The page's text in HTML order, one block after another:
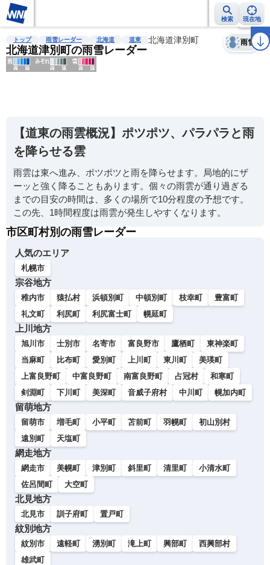
検索 現在地
雨雲レーダー 台風情報 地震情報 警報・注意報 2週間天気 ラ
トップ 雨雪レーダー 北海道 道東 北海道津別町
北海道津別町の雨雪レーダー
雨雪
天気 台風
【道東の雨雲概況】ポツポツ、パラパラと雨
を降らせる雲
雨雲は東へ進み、ポツポツと雨を降らせます。局地的にザ
ーッと強く降ることもあります。個々の雨雲が通り過ぎる
までの目安の時間は、多くの場所で10分程度の予想です。
この先、1時間程度は雨雲が発生しやすくなります。
市区町村別の雨雪レーダー
人気のエリア
札幌市
宗谷地方
稚内市 猿払村 浜頓別町 中頓別町 枝幸町
豊富町
礼文町
利尻町 利尻富士町 幌延町
上川地方
旭川市 士別市 名寄市 富良野市 鷹栖町
東神楽町
当麻町
比布町 愛別町 上川町 東川町
美瑛町
上富良野町
中富良野町 南富良野町 占冠村
和寒町
剣淵町
下川町 美深町 音威子府村 中川町 幌加内町
留萌地方
留萌市 増毛町 小平町 苫前町 羽幌町
初山別村
遠別町
天塩町
網走地方
網走市 美幌町 津別町 斜里町 清里町
小清水町
佐呂間町
大空町
北見地方
北見市 訓子府町 置戸町
紋別地方
紋別市 遠軽町 湧別町 滝上町 興部町
西興部村
雄武町